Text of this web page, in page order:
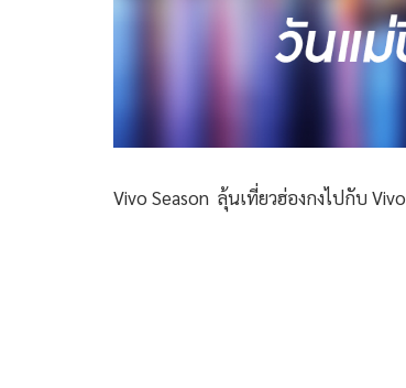
Vivo Season ลุ้นเที่ยวฮ่องกงไปกับ Vivo